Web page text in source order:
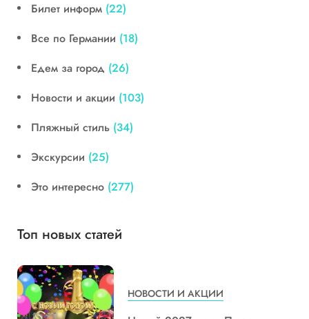
Билет информ (22)
Все по Германии (18)
Едем за город (26)
Новости и акции (103)
Пляжный стиль (34)
Экскурсии (25)
Это интересно (277)
Топ новых статей
НОВОСТИ И АКЦИИ